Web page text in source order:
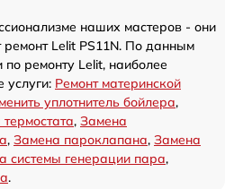
наших мастеров - они
ремонт Lelit PS11N. По данным
ремонту Lelit, наиболее
услуги: Ремонт материнской
уплотнитель бойлера,
, Замена
, Замена пароклапана, Замена
системы генерации пара,
.